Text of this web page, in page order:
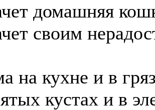
домашняя
своим
на кухне и в
кустах и в